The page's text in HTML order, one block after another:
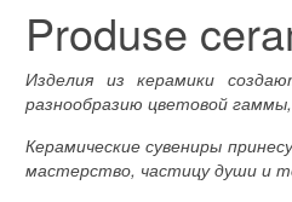
Produse
Изделия из керамики
разнообразию цветовой
Керамические сувениры
мастерство, частицу души и